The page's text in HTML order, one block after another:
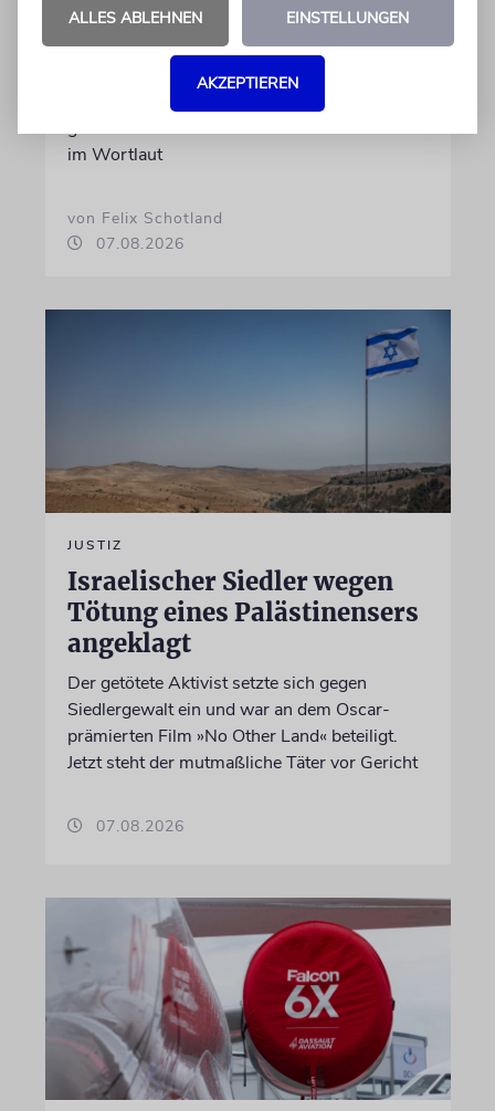
Nach dem X-Post des Journalisten hat sich
Felix Schotland, Vorstand der Synagogen-
Gemeinde Köln, an WDR-
Programmdirektorin Andrea Schafarczyk
gewandt. Wir dokumentieren das Schreiben
im Wortlaut
von Felix Schotland
07.08.2026
JUSTIZ
Israelischer Siedler wegen
Tötung eines Palästinensers
angeklagt
Der getötete Aktivist setzte sich gegen
Siedlergewalt ein und war an dem Oscar-
prämierten Film »No Other Land« beteiligt.
Jetzt steht der mutmaßliche Täter vor Gericht
07.08.2026
ALLES ABLEHNEN EINSTELLUNGEN
AKZEPTIEREN